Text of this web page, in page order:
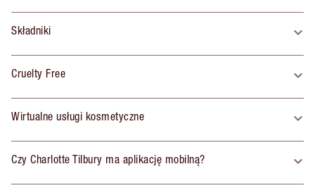
Składniki
Cruelty Free
Wirtualne usługi kosmetyczne
Czy Charlotte Tilbury ma aplikację mobilną?